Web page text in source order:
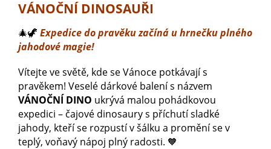
VÁNOČNÍ DINOSAUŘI
🎄🦖 Expedice do pravěku začíná u hrnečku plného
jahodové magie!
Vítejte ve světě, kde se Vánoce potkávají s
pravěkem! Veselé dárkové balení s názvem
VÁNOČNÍ DINO ukrývá malou pohádkovou
expedici – čajové dinosaury s příchutí sladké
jahody, kteří se rozpustí v šálku a promění se v
teplý, voňavý nápoj plný radosti. 🧡